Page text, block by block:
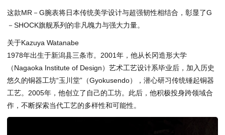
这款MR－G腕表将日本传统美学设计与超强韧性相结合，彰显了G
－SHOCK旗舰系列的非凡魄力与强大力量。
关于Kazuya Watanabe
1978年出生于新潟县三条市。2001年，他从长冈造形大学
（Nagaoka Institute of Design）艺术工艺设计系毕业后，加入历史
悠久的铜器工坊“玉川堂”（Gyokusendo），潜心研习传统锤起铜器
工艺。2005年，他创立了自己的工坊。此后，他积极投身跨领域合
作，不断探索当代工艺的多样性和可能性。